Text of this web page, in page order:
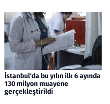
İstanbul'da bu yılın ilk 6 ayında
130 milyon muayene
gerçekleştirildi